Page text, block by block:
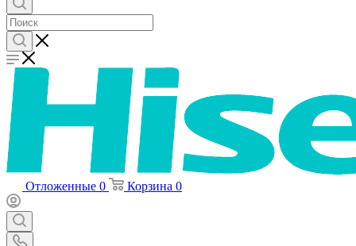
Отложенные 0 Корзина 0